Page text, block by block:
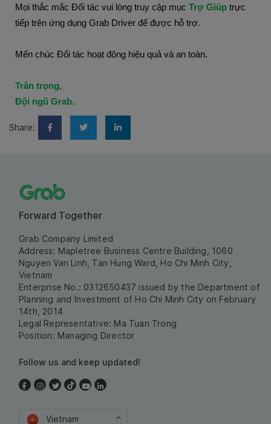
Mọi thắc mắc Đối tác vui lòng truy cập mục Trợ Giúp trực
tiếp trên ứng dụng Grab Driver để được hỗ trợ.
Mến chúc Đối tác hoạt động hiệu quả và an toàn.
Trân trọng,
Đội ngũ Grab.
Share:
Forward Together
Grab Company Limited
Address: Mapletree Business Centre Building, 1060
Nguyen Van Linh, Tan Hung Ward, Ho Chi Minh City,
Vietnam
Enterprise No.: 0312650437 issued by the Department of
Planning and Investment of Ho Chi Minh City on February
14th, 2014
Legal Representative: Ma Tuan Trong
Position: Managing Director
Follow us and keep updated!
Vietnam